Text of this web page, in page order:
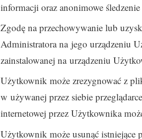
informacji oraz anonimowe
Zgodę na przechowywanie lub
Administratora na jego urządzeniu
zainstalowanej na urządzeniu
Użytkownik może zrezygnować z
w używanej przez siebie
internetowej przez Użytkownika
Użytkownik może usunąć istniejące